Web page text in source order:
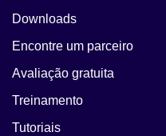
Downloads
Encontre um parceiro
Avaliação gratuita
Treinamento
Tutoriais